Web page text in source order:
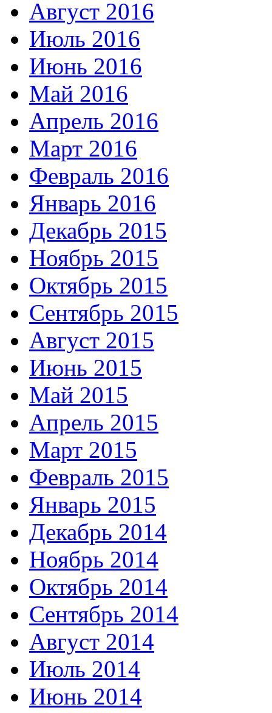
Август 2016
Июль 2016
Июнь 2016
Май 2016
Апрель 2016
Март 2016
Февраль 2016
Январь 2016
Декабрь 2015
Ноябрь 2015
Октябрь 2015
Сентябрь 2015
Август 2015
Июнь 2015
Май 2015
Апрель 2015
Март 2015
Февраль 2015
Январь 2015
Декабрь 2014
Ноябрь 2014
Октябрь 2014
Сентябрь 2014
Август 2014
Июль 2014
Июнь 2014